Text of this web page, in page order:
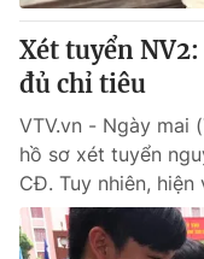
Xét tuyển
đủ chỉ tiêu
VTV.vn - Ngày mai
hồ sơ xét tuyển
CĐ. Tuy nhiên,